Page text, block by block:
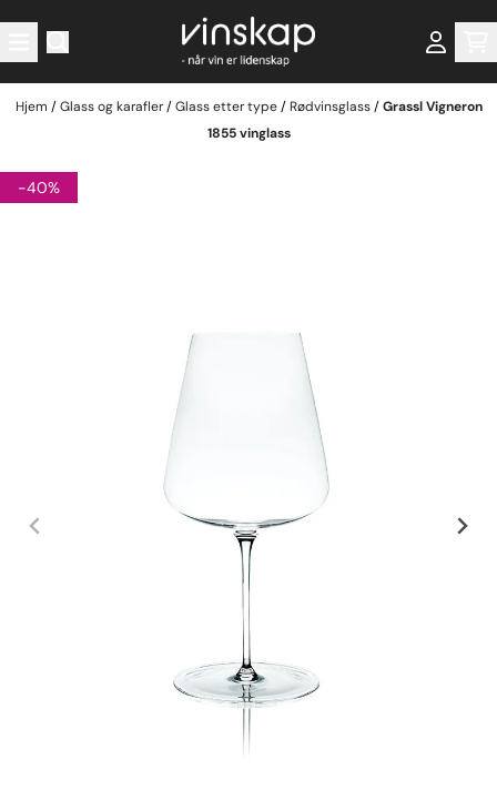
Hopp til innhold
Hjem /Glass og karafler/Glass etter type/ Rødvinsglass/Grassl Vigneron
1855 vinglass
-40%